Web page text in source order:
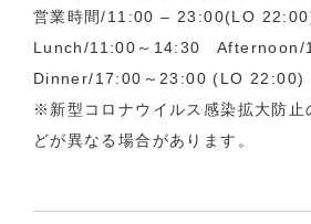
営業時間/11:00 – 23:00(LO
Lunch/11:00～14:30
Dinner/17:00～23:00 (LO 22:00)
※新型コロナウイルス感染拡大防止
どが異なる場合があります。